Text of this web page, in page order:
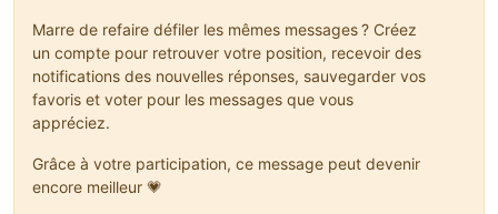
Marre de refaire défiler les mêmes messages ? Créez
un compte pour retrouver votre position, recevoir des
notifications des nouvelles réponses, sauvegarder vos
favoris et voter pour les messages que vous
appréciez.
Grâce à votre participation, ce message peut devenir
encore meilleur 💗